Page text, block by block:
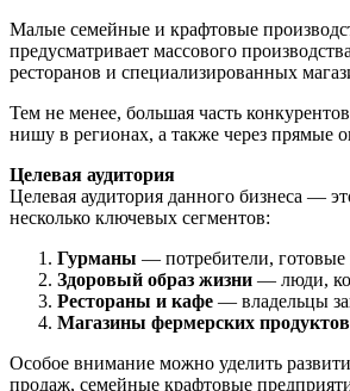
Малые семейные и крафтовые
предусматривает массового
ресторанов и специализированных
Тем не менее, большая часть
нишу в регионах, а также через прямые
Целевая аудитория
Целевая аудитория данного бизнеса —
несколько ключевых сегментов:
Гурманы — потребители, готовые
Здоровый образ жизни — люди,
Рестораны и кафе — владельцы
Магазины фермерских продуктов
Особое внимание можно уделить
продаж, семейные крафтовые